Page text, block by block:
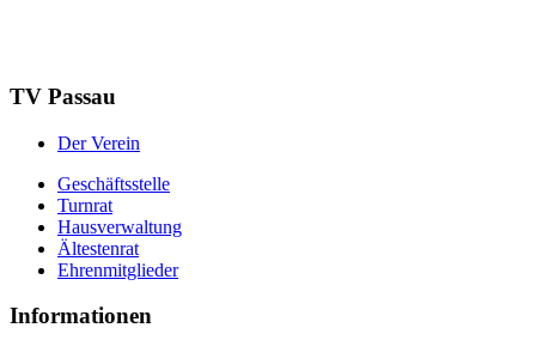
TV Passau
Der Verein
Geschäftsstelle
Turnrat
Hausverwaltung
Ältestenrat
Ehrenmitglieder
Informationen